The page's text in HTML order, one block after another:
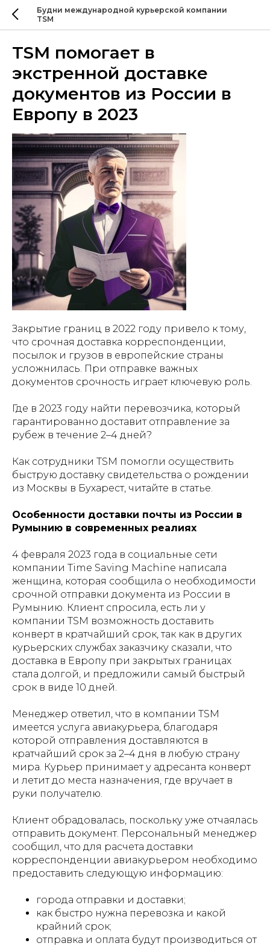
Будни международной курьерской компании
TSM
TSM помогает в
экстренной доставке
документов из России в
Европу в 2023
Закрытие границ в 2022 году привело к тому,
что срочная доставка корреспонденции,
посылок и грузов в европейские страны
усложнилась. При отправке важных
документов срочность играет ключевую роль.
Где в 2023 году найти перевозчика, который
гарантированно доставит отправление за
рубеж в течение 2–4 дней?
Как сотрудники TSM помогли осуществить
быструю доставку свидетельства о рождении
из Москвы в Бухарест, читайте в статье.
Особенности доставки почты из России в
Румынию в современных реалиях
4 февраля 2023 года в социальные сети
компании Time Saving Machine написала
женщина, которая сообщила о необходимости
срочной отправки документа из России в
Румынию. Клиент спросила, есть ли у
компании TSM возможность доставить
конверт в кратчайший срок, так как в других
курьерских службах заказчику сказали, что
доставка в Европу при закрытых границах
стала долгой, и предложили самый быстрый
срок в виде 10 дней.
Менеджер ответил, что в компании TSM
имеется услуга авиакурьера, благодаря
которой отправления доставляются в
кратчайший срок за 2–4 дня в любую страну
мира. Курьер принимает у адресанта конверт
и летит до места назначения, где вручает в
руки получателю.
Клиент обрадовалась, поскольку уже отчаялась
отправить документ. Персональный менеджер
сообщил, что для расчета доставки
корреспонденции авиакурьером необходимо
предоставить следующую информацию:
города отправки и доставки;
как быстро нужна перевозка и какой
крайний срок;
отправка и оплата будут производиться от